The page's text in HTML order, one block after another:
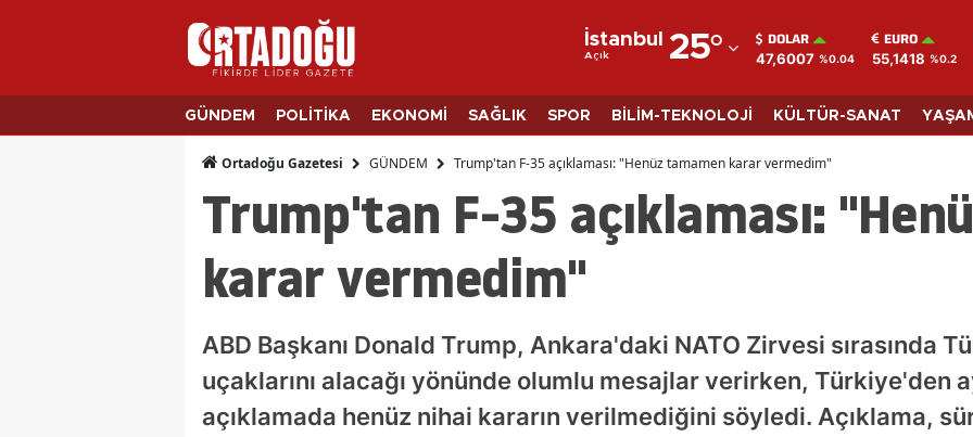
İstanbul
Açık 25°
Adana
Adıyaman
Afyonkarahisar
Amasya
Antalya
Artvin
Aydın
DOLAR
47,6007 %0.04
EURO
55,1418 %0.2
GÜNDEM POLİTİKA EKONOMİ SAĞLIK SPOR BİLİM-TEKNOLOJİ KÜLTÜR-SANAT
Ortadoğu Gazetesi GÜNDEM Trump'tan F-35 açıklaması: "Henüz tamamen karar vermedim"
Trump'tan F-35 açıklaması:
karar vermedim"
ABD Başkanı Donald Trump, Ankara'daki NATO Zirvesi sırasında
uçaklarını alacağı yönünde olumlu mesajlar verirken, Türkiye'den
açıklamada henüz nihai kararın verilmediğini söyledi. Açıklama,